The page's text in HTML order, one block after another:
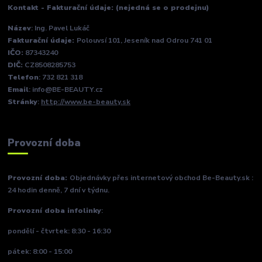
Kontakt - Fakturační údaje: (nejedná se o prodejnu)
Název: Ing. Pavel Lukáč
Fakturační údaje: Polouvsí 101, Jeseník nad Odrou 741 01
IČO: 87343240
DIČ: CZ8508285753
Telefon: 732 821 318
Email: info@BE-BEAUTY.cz
Stránky: http://www.be-beauty.sk
Provozní doba
Provozní doba: Objednávky přes internetový obchod Be-Beauty.sk :
24 hodin denně, 7 dní v týdnu.
Provozní doba infolinky:
pondělí - čtvrtek: 8:30 - 16:30
pátek: 8:00 - 15:00